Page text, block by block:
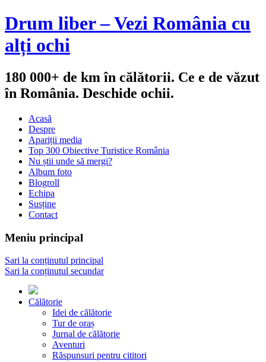
Drum liber – Vezi România cu
alți ochi
180 000+ de km în călătorii. Ce e de văzut
în România. Deschide ochii.
Acasă
Despre
Apariții media
Top 300 Obiective Turistice România
Nu știi unde să mergi?
Album foto
Blogroll
Echipa
Susține
Contact
Meniu principal
Sari la conținutul principal
Sari la conținutul secundar
Călătorie
Idei de călătorie
Tur de oraș
Jurnal de călătorie
Aventuri
Răspunsuri pentru cititori